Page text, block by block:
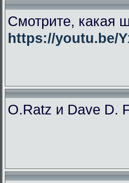
Смотрите, какая
https://youtu.be/
O.Ratz и Dave D.